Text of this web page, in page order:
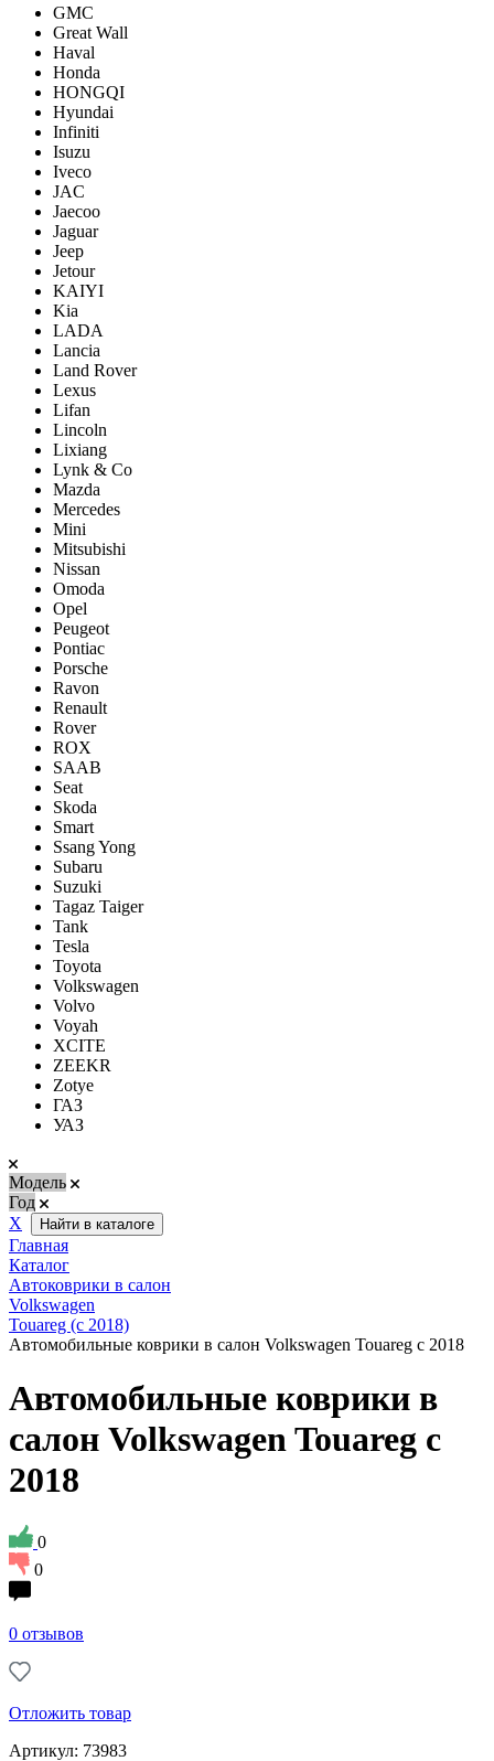
GMC
Great Wall
Haval
Honda
HONGQI
Hyundai
Infiniti
Isuzu
Iveco
JAC
Jaecoo
Jaguar
Jeep
Jetour
KAIYI
Kia
LADA
Lancia
Land Rover
Lexus
Lifan
Lincoln
Lixiang
Lynk & Co
Mazda
Mercedes
Mini
Mitsubishi
Nissan
Omoda
Opel
Peugeot
Pontiac
Porsсhe
Ravon
Renault
Rover
ROX
SAAB
Seat
Skoda
Smart
Ssang Yong
Subaru
Suzuki
Tagaz Taiger
Tank
Tesla
Toyota
Volkswagen
Volvo
Voyah
XCITE
ZEEKR
Zotye
ГАЗ
УАЗ
Модель
Год
Х
Найти в каталоге
Главная
Каталог
Автоковрики в салон
Volkswagen
Touareg (с 2018)
Автомобильные коврики в салон Volkswagen Touareg с 2018
Автомобильные коврики в
салон Volkswagen Touareg с
2018
0
0
0 отзывов
Отложить товар
Артикул: 73983